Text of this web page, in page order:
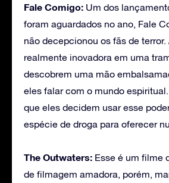
Fale Comigo: Um dos
foram aguardados no ano, Fale
não decepcionou os fãs de terror.
realmente inovadora em uma
descobrem uma mão
eles falar com o mundo
que eles decidem usar esse
espécie de droga para oferecer
The Outwaters: Esse é um filme
de filmagem amadora, porém,